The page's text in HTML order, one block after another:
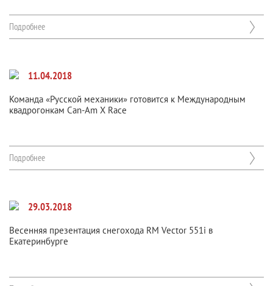
Подробнее
11.04.2018
Команда «Русской механики» готовится к Международным
квадрогонкам Can-Am X Race
Подробнее
29.03.2018
Весенняя презентация снегохода RM Vector 551i в
Екатеринбурге